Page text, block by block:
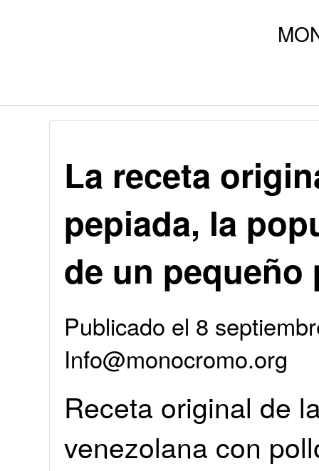
La receta
pepiada, la
de un pequeño
Publicado el 8
Info@monocromo.org
Receta original de
venezolana con